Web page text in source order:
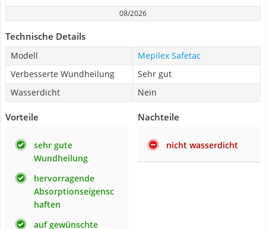
08/2026
Technische Details
Modell
Mepilex Safetac
Verbesserte Wundheilung
Sehr gut
Wasserdicht
Nein
Vorteile
sehr gute
Wundheilung
hervorragende
Absorptionseigensc
haften
auf gewünschte
Nachteile
nicht wasserdicht